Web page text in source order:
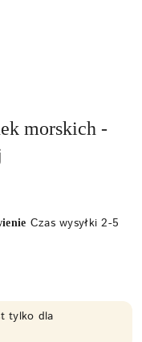
morskich -
Czas wysyłki 2-5
tylko dla